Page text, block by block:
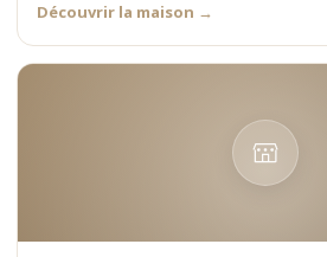
Découvrir la maison →